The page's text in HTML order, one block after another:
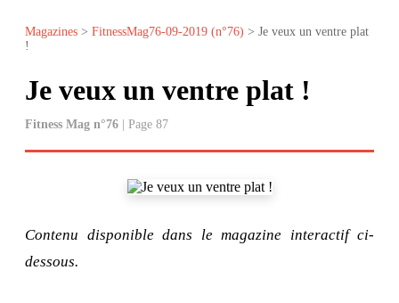
Magazines > FitnessMag76-09-2019 (n°76) > Je veux un ventre plat
!
Je veux un ventre plat !
Fitness Mag n°76 | Page 87
Contenu disponible dans le magazine interactif ci-
dessous.